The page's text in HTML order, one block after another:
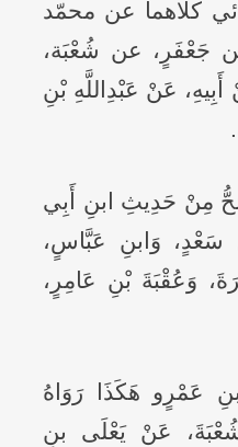
كلاهما عن محمّد
جَعْفَرٍ، عن شُعْبَة،
عَنْ عَبْدِاللَّهِ بْنِ
مِنْ حَدِيثِ ابنِ أَبِي
وَابنِ عَبَّاسٍ،
وَعُقْبَةَ بْنِ عَامِرٍ،
عَمْرٍو هَكَذَا رَوَاهُ
عَنْ يَعْلَى بنِ